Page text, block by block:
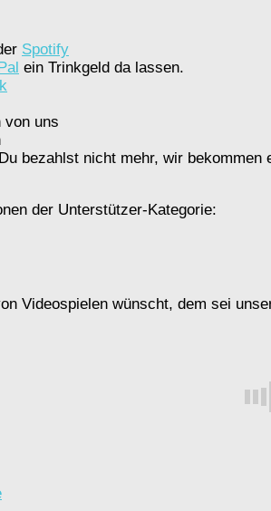
Spotify
ein Trinkgeld da lassen.
von uns
bezahlst nicht mehr, wir
der Unterstützer-Kategorie:
Videospielen wünscht, dem sei